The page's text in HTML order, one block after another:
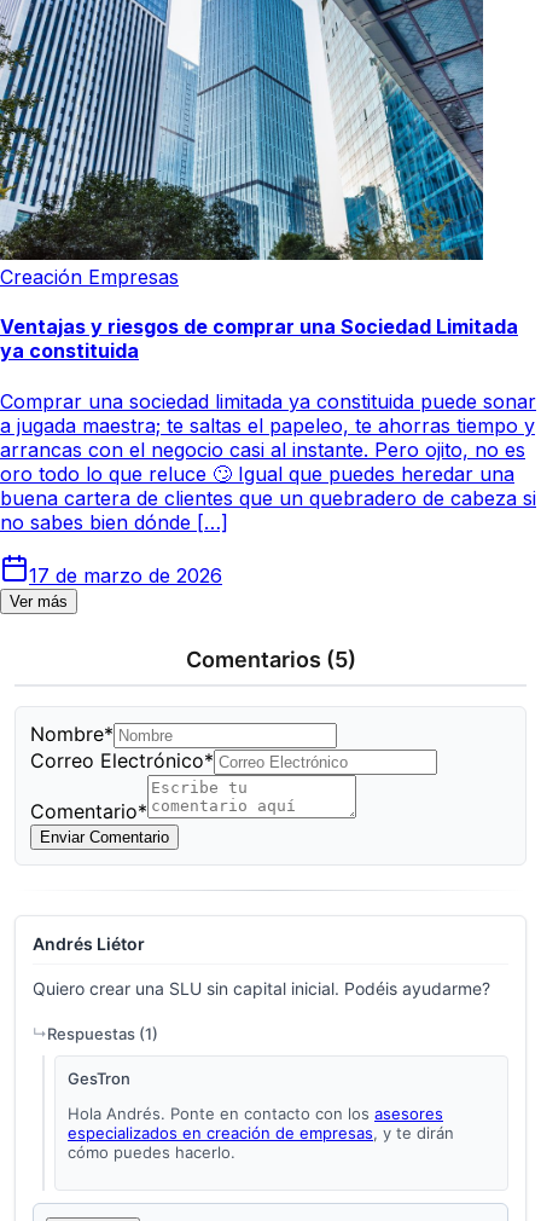
Creación Empresas
Ventajas y riesgos de comprar una Sociedad Limitada
ya constituida
Comprar una sociedad limitada ya constituida puede sonar
a jugada maestra; te saltas el papeleo, te ahorras tiempo y
arrancas con el negocio casi al instante. Pero ojito, no es
oro todo lo que reluce 🙄 Igual que puedes heredar una
buena cartera de clientes que un quebradero de cabeza si
no sabes bien dónde […]
17 de marzo de 2026
Ver más
Comentarios (5)
Nombre*
Correo Electrónico*
Comentario*
Enviar Comentario
Andrés Liétor
Quiero crear una SLU sin capital inicial. Podéis ayudarme?
Respuestas (1)
GesTron
Hola Andrés. Ponte en contacto con los asesores
especializados en creación de empresas, y te dirán
cómo puedes hacerlo.